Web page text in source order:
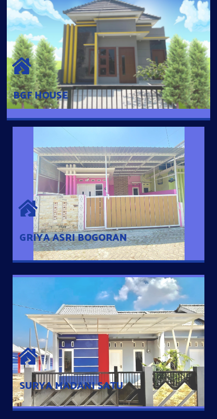
BGF HOUSE
BGF HOUSE
Hunian Mewah Pusat Kota dengan fasilitas Free Desain, Dapur,
Parkir Mobil dengan 3 Kamar Tidur dan 2 Kamar Mandi.
GRIYA ASRI BOGORAN
GRIYA ASRI BOGORAN
Desain Modern Minimalis dengan Konsep Rumah Pintar
Sehingga Memudahkan Penghuni mengakses rumahnya
dengan Ponsel
SURYA MADANI SATU
SURYA MADANI SATU
Satu-satunya Hunian nyaman dengan harga subsidi hanya 100
jutaan dengan lokasi strategis di Tuban